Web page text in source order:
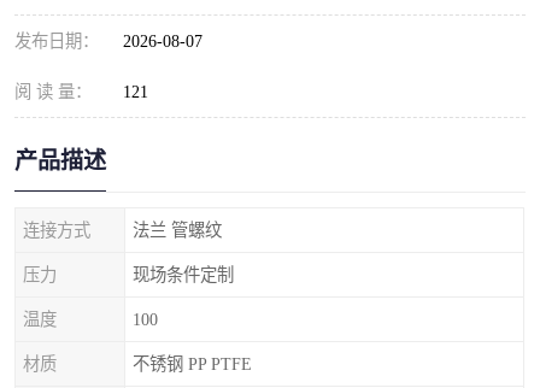
发布日期： 2026-08-07
阅 读 量： 121
产品描述
连接方式 法兰 管螺纹
压力 现场条件定制
温度 100
材质 不锈钢 PP PTFE